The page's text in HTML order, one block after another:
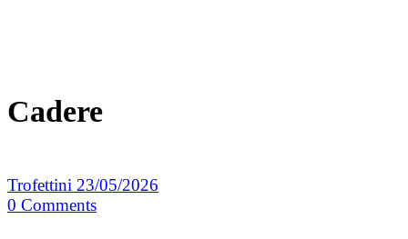
Cadere
Trofettini 23/05/2026
0 Comments